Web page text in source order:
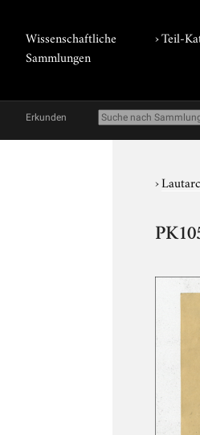
Wissenschaftliche
Sammlungen
› Teil-
Erkunden
›